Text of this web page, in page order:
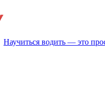
Научиться водить — это